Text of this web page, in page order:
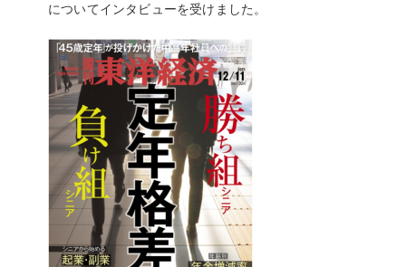
についてインタビューを受けました。